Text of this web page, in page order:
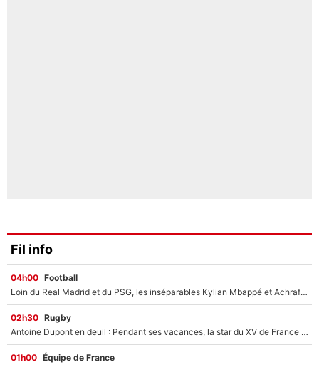
Fil info
04h00 Football
Loin du Real Madrid et du PSG, les inséparables Kylian Mbappé et Achraf Hakimi changent d'équipe le temps d'une journée !
02h30 Rugby
Antoine Dupont en deuil : Pendant ses vacances, la star du XV de France a perdu sa grand-mère
01h00 Équipe de France